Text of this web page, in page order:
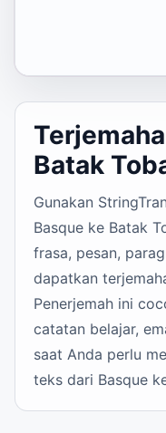
Batak
Gunakan
Basque ke Batak
frasa, pesan,
dapatkan
Penerjemah ini
catatan belajar,
saat Anda perlu
teks dari Basque